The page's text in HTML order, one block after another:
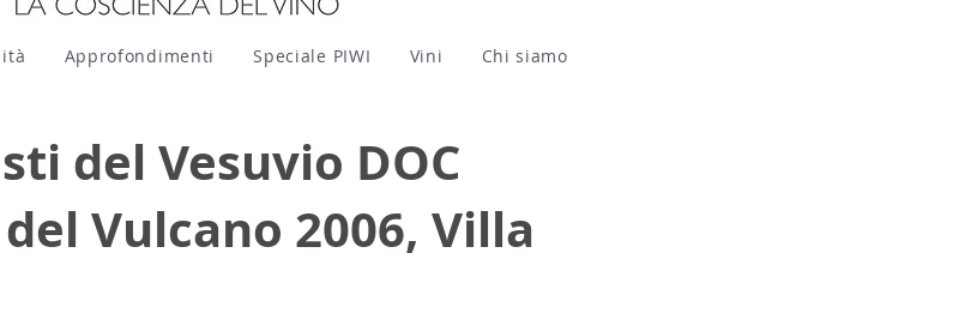
Approfondimenti Speciale PIWI Vini Chi siamo
del Vesuvio DOC
Vulcano 2006, Villa